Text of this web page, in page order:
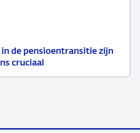
in de pensioentransitie zijn
cruciaal